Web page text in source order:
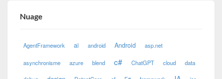
Nuage
AgentFramework ai android Android asp.net
asynchronisme azure blend c# ChatGPT cloud data